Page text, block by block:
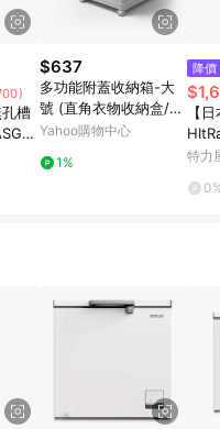
銷售網頁標示為準。
饋規定，逾期訂單將
保有更改條款與法律
為準。
槽
$637
多功能附蓋收納箱-大
號 (直角衣物收納盒/正
方形玩具儲物盒)
Yahoo購物中心
1%
降價
【
(附
特力